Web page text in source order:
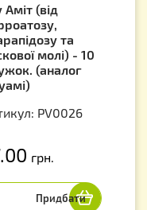
Аміт (від
та
молі) - 10
(аналог
PV0026
грн.